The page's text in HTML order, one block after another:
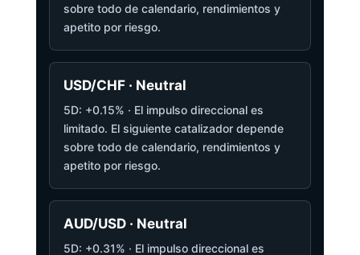
sobre todo de calendario, rendimientos y
apetito por riesgo.
USD/CHF · Neutral
5D: +0.15% · El impulso direccional es
limitado. El siguiente catalizador depende
sobre todo de calendario, rendimientos y
apetito por riesgo.
AUD/USD · Neutral
5D: +0.31% · El impulso direccional es